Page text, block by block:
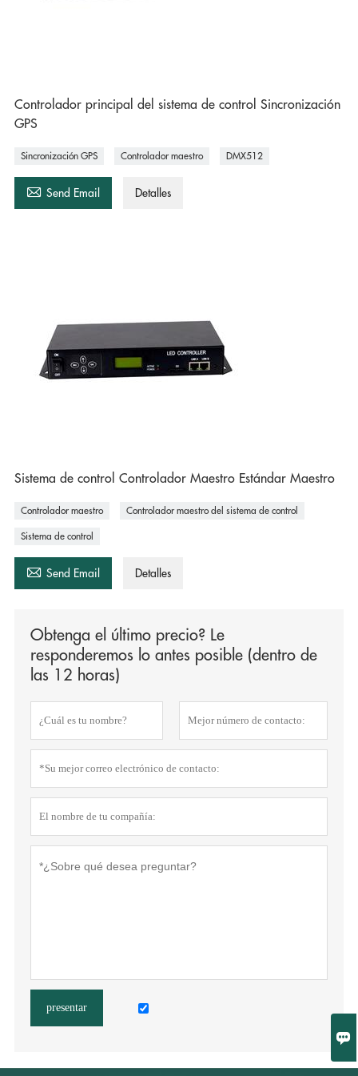

Controlador principal del sistema de control Sincronización
GPS
Sincronización GPS Controlador maestro DMX512
 Send Email Detalles
Sistema de control Controlador Maestro Estándar Maestro
Controlador maestro Controlador maestro del sistema de control
Sistema de control
 Send Email Detalles
Obtenga el último precio? Le
responderemos lo antes posible (dentro de
las 12 horas)
presentar